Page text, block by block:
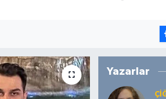
Yazarlar